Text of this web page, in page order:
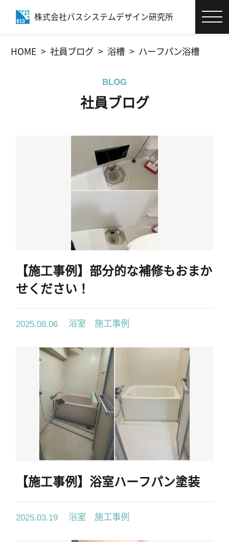
株式会社バスシステムデザイン研究所
エコバスリフォーム®とは
お客様サポート
施工事例
社員ブログ
会社情報
採用情報
協力業者募集
052-982-8626
関西圏 06-4392-8626
HOME 社員ブログ 浴槽 ハーフパン浴槽
BLOG
社員ブログ
【施工事例】部分的な補修もおまか
せください！
2025.08.06 浴室 施工事例
【施工事例】浴室ハーフパン塗装
2025.03.19 浴室 施工事例